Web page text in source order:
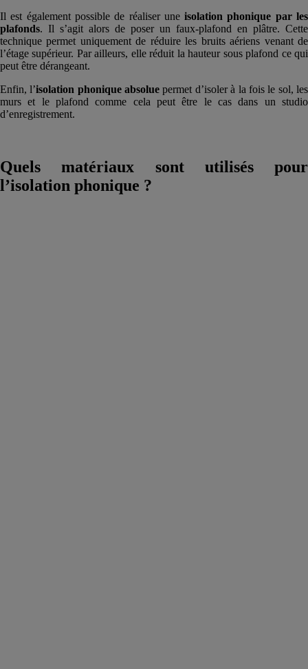
Il est également possible de réaliser uneisolation phonique par les
plafonds. Il s’agit alors de poser un faux-plafond en plâtre. Cette
technique permet uniquement de réduire les bruits aériens venant de
l’étage supérieur. Par ailleurs, elle réduit la hauteur sous plafond ce qui
peut être dérangeant.
Enfin, l’isolation phonique absolue permet d’isoler à la fois le sol, les
murs et le plafond comme cela peut être le cas dans un studio
d’enregistrement.
Quels matériaux sont utilisés pour
l’isolation phonique ?